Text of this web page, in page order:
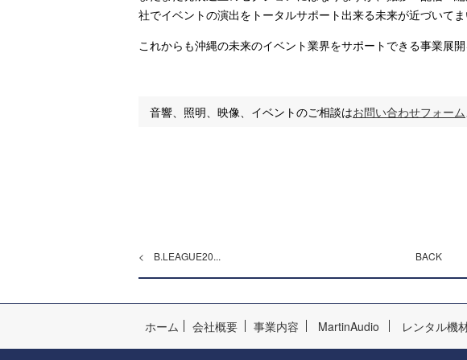
社でイベントの演出をトータルサポート出来る未来が近づいてま
これからも沖縄の未来のイベント業界をサポートできる事業展
音響、照明、映像、イベントのご相談はお問い合わせフォーム
< B.LEAGUE20... BACK
ホーム 会社概要 事業内容 MartinAudio レンタル機